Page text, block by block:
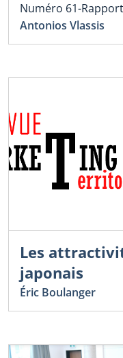
Numéro 61-
Antonios Vlassis
Les
japonais
Éric Boulanger